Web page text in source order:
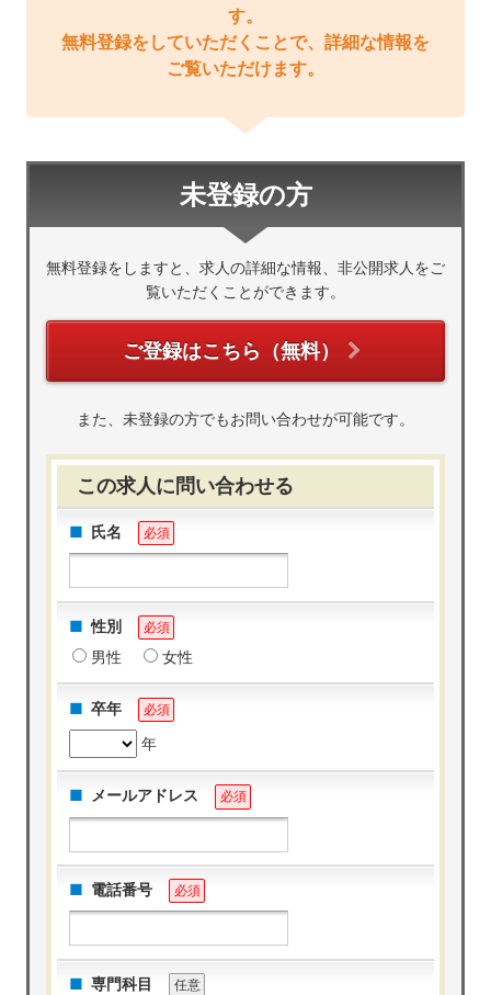
す。
無料登録をしていただくことで、詳細な情報を
ご覧いただけます。
未登録の方
無料登録をしますと、求人の詳細な情報、非公開求人をご
覧いただくことができます。
ご登録はこちら（無料）
また、未登録の方でもお問い合わせが可能です。
この求人に問い合わせる
氏名 必須
性別 必須
男性 女性
卒年 必須
年
メールアドレス 必須
電話番号 必須
専門科目 任意